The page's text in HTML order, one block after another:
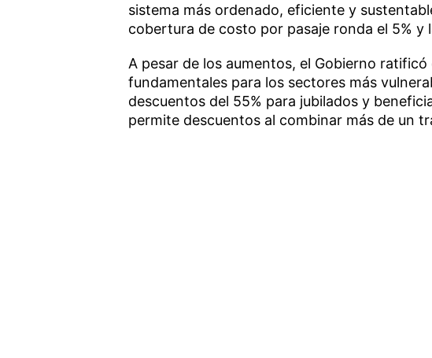
sistema más ordenado, eficiente y
cobertura de costo por pasaje ronda el 5% y
A pesar de los aumentos, el Gobierno
fundamentales para los sectores más
descuentos del 55% para jubilados y
permite descuentos al combinar más de un